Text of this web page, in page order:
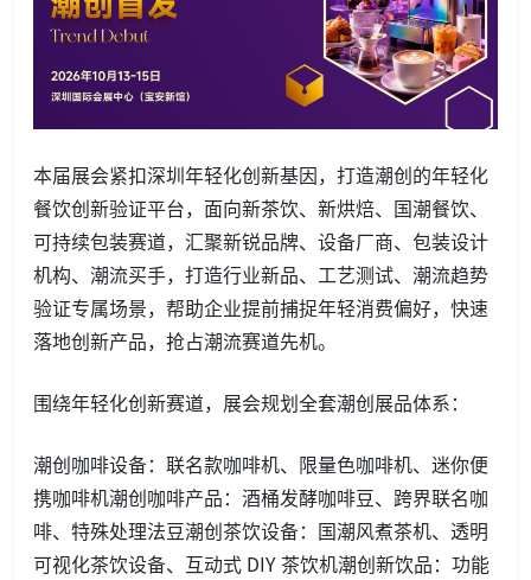
本届展会紧扣深圳年轻化创新基因，打造潮创的年轻化
餐饮创新验证平台，面向新茶饮、新烘焙、国潮餐饮、
可持续包装赛道，汇聚新锐品牌、设备厂商、包装设计
机构、潮流买手，打造行业新品、工艺测试、潮流趋势
验证专属场景，帮助企业提前捕捉年轻消费偏好，快速
落地创新产品，抢占潮流赛道先机。
围绕年轻化创新赛道，展会规划全套潮创展品体系：
潮创咖啡设备：联名款咖啡机、限量色咖啡机、迷你便
携咖啡机潮创咖啡产品：酒桶发酵咖啡豆、跨界联名咖
啡、特殊处理法豆潮创茶饮设备：国潮风煮茶机、透明
可视化茶饮设备、互动式 DIY 茶饮机潮创新饮品：功能